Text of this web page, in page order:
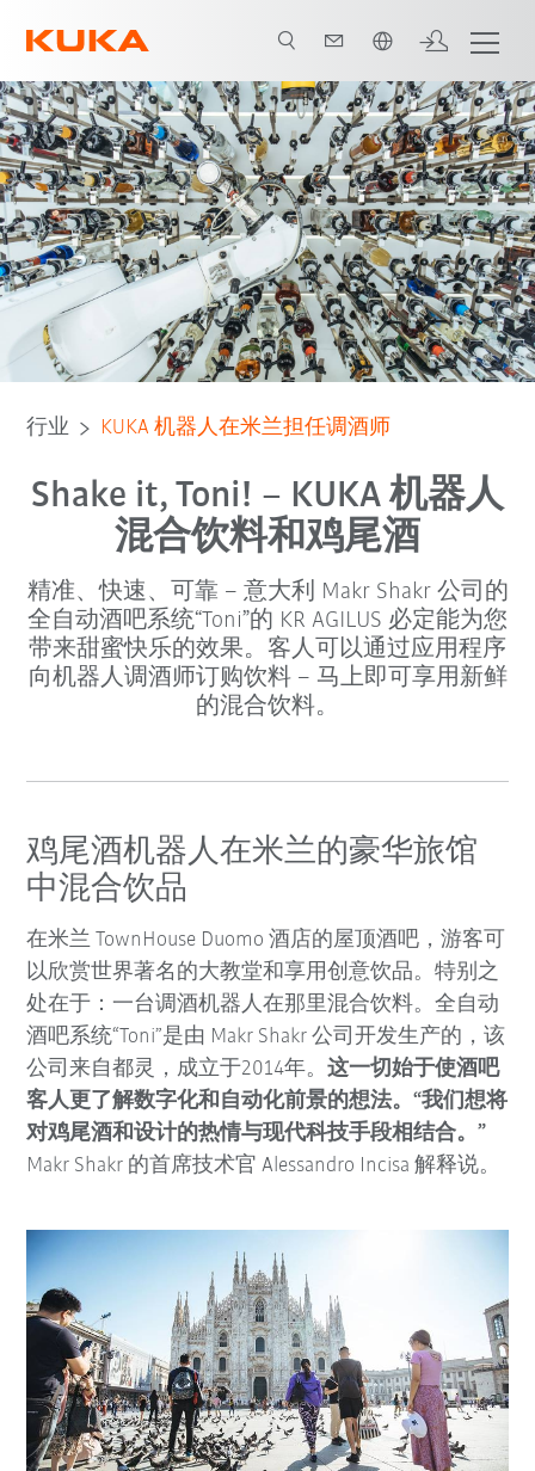
所有系统合作伙伴
行业 KUKA 机器人在米兰担任调酒师
Shake it, Toni! – KUKA 机器人
混合饮料和鸡尾酒
精准、快速、可靠 – 意大利 Makr Shakr 公司的
全自动酒吧系统“Toni”的 KR AGILUS 必定能为您
带来甜蜜快乐的效果。客人可以通过应用程序
向机器人调酒师订购饮料 – 马上即可享用新鲜
的混合饮料。
鸡尾酒机器人在米兰的豪华旅馆
中混合饮品
在米兰 TownHouse Duomo 酒店的屋顶酒吧，游客可
以欣赏世界著名的大教堂和享用创意饮品。特别之
处在于：一台调酒机器人在那里混合饮料。全自动
酒吧系统“Toni”是由 Makr Shakr 公司开发生产的，该
公司来自都灵，成立于2014年。这一切始于使酒吧
客人更了解数字化和自动化前景的想法。“我们想将
对鸡尾酒和设计的热情与现代科技手段相结合。”
Makr Shakr 的首席技术官 Alessandro Incisa 解释说。